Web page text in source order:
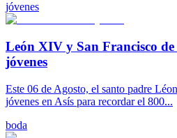
jóvenes
León XIV y San Francisco
jóvenes
Este 06 de Agosto, el santo padre
jóvenes en Asís para recordar el 800...
boda